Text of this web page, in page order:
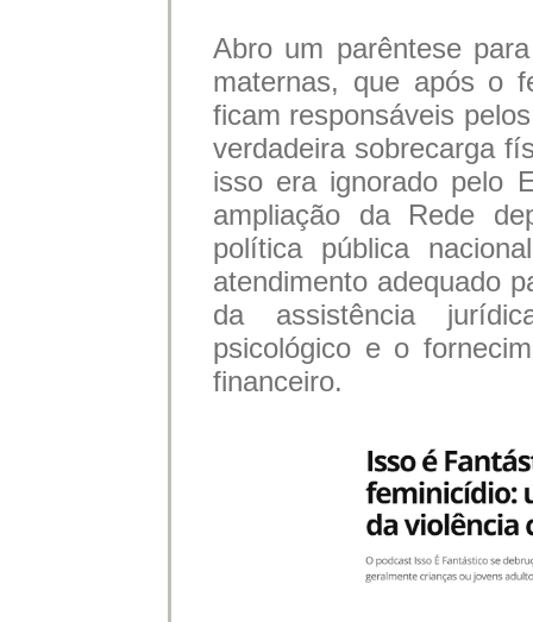
Abro um parêntese
maternas, que após o
ficam responsáveis
verdadeira sobrecarga
isso era ignorado pelo
ampliação da Rede
política pública
atendimento adequado
da assistência
psicológico e o
financeiro.